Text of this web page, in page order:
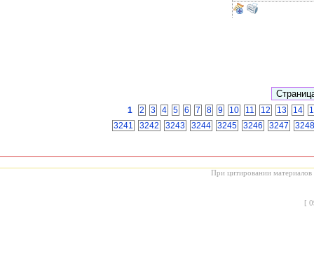
1 2 3 4 5 6 7 8 9 10 11 12 13 14
3241
3242 3243 3244 3245 3246 3247 3248
При цитировании материалов
[